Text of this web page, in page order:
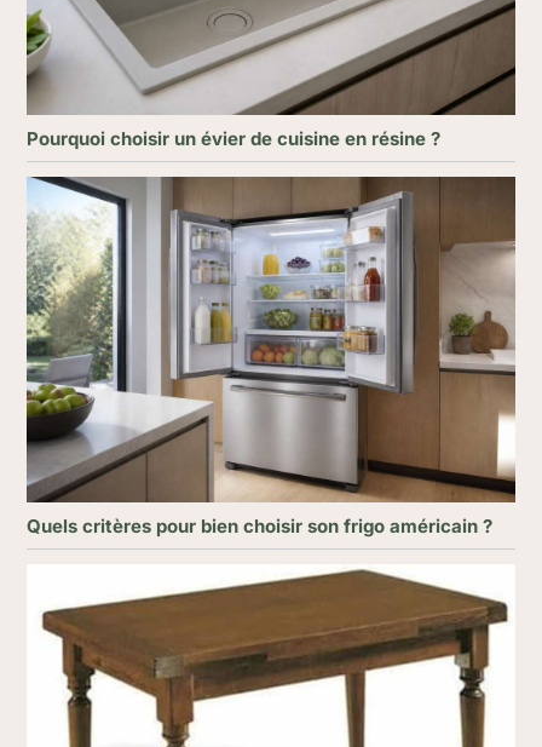
Pourquoi choisir un évier de cuisine en résine ?
Quels critères pour bien choisir son frigo américain ?